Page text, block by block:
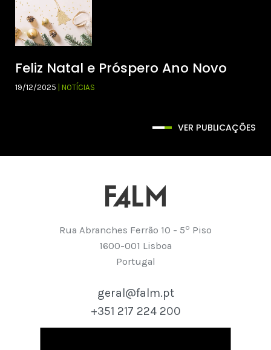
Feliz Natal e Próspero Ano Novo
19/12/2025 | NOTÍCIAS
VER PUBLICAÇÕES
Rua Abranches Ferrão 10 - 5º Piso
1600-001 Lisboa
Portugal
geral@falm.pt
+351 217 224 200